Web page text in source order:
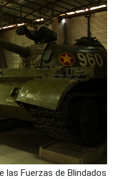
las Fuerzas de Blindados